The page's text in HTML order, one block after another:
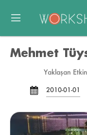
Mehmet
Yaklaşan
2010-01-01